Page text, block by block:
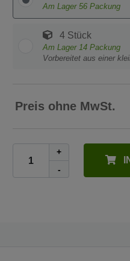
Am Lager 56 Packung
4 Stück
Am Lager 14 Packung
Vorbereitet aus einer
Preis ohne MwSt.
+
-